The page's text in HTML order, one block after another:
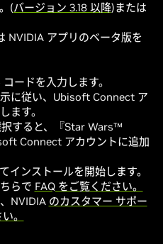
(バージョン 3.18 以降)または
NVIDIA アプリのベータ版を
ードを入力します。
に従い、Ubisoft Connect ア
ます。
すると、『Star Wars™
Connect アカウントに追加
ンストールを開始します。
らで FAQ をご覧ください。
NVIDIA のカスタマー サポー
。